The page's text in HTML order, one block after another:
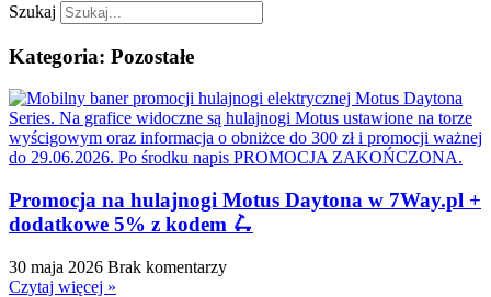
Szukaj
Kategoria: Pozostałe
Promocja na hulajnogi Motus Daytona w 7Way.pl +
dodatkowe 5% z kodem 🛴
30 maja 2026 Brak komentarzy
Czytaj więcej »